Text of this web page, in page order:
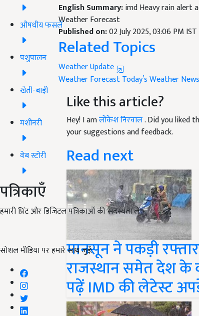
औषधीय फसलें
पशुपालन
खेती-बाड़ी
मशीनरी
वेब स्टोरी
पत्रिकाएँ
हमारी प्रिंट और डिजिटल पत्रिकाओं की सदस्यता लें
सोशल मीडिया पर हमारे साथ जुड़ें:
English Summary:imd Heavy rain alert
Weather Forecast
Published on:02 July 2025, 03:06 PM IST
Related Topics
Weather Update
Weather ForecastToday’s Weather News
Like this article?
Hey! I amलोकेश निरवाल. Did you liked
your suggestions and feedback.
Read next
मानसून ने पकड़ी
राजस्थान समेत देश के
पढ़ें IMD की लेटेस्ट